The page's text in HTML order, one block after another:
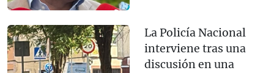
La Policía Nacional
interviene tras una
discusión en una